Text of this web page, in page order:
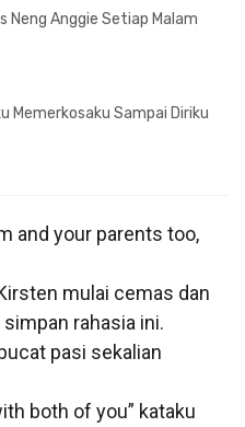
Neng Anggie Setiap Malam
Memerkosaku Sampai Diriku
and your parents too,
mulai cemas dan
rahasia ini.
pasi sekalian
both of you” kataku